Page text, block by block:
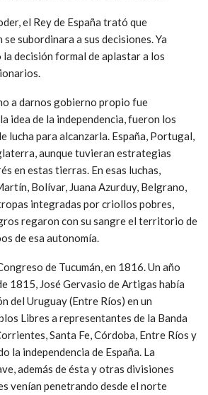
el Rey de España trató que
subordinara a sus decisiones. Ya
la decisión formal de aplastar a los
a darnos gobierno propio fue
idea de la independencia, fueron los
lucha para alcanzarla. España, Portugal,
aunque tuvieran estrategias
en estas tierras. En esas luchas,
Bolívar, Juana Azurduy, Belgrano,
integradas por criollos pobres,
regaron con su sangre el territorio de
de esa autonomía.
de Tucumán, en 1816. Un año
1815, José Gervasio de Artigas había
del Uruguay (Entre Ríos) en un
Libres a representantes de la Banda
Santa Fe, Córdoba, Entre Ríos y
la independencia de España. La
además de ésta y otras divisiones
venían penetrando desde el norte